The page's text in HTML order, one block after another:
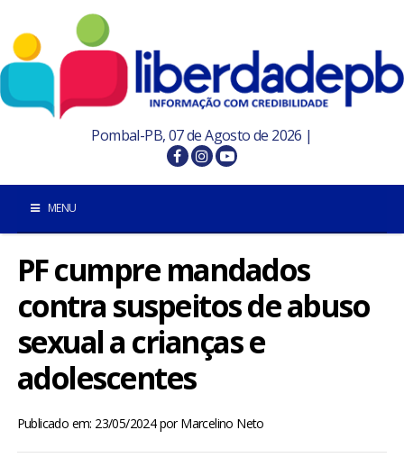
Pombal-PB, 07 de Agosto de 2026 |
MENU
INÍCIO
POMBAL E REGIÃO
PF cumpre mandados
contra suspeitos de abuso
sexual a crianças e
adolescentes
Publicado em: 23/05/2024porMarcelino Neto